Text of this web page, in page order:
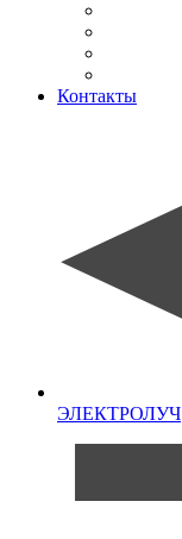
Контакты
ЭЛЕКТРОЛУЧ